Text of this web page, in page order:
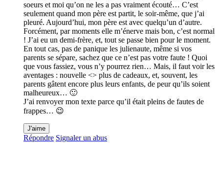
soeurs et moi qu’on ne les a pas vraiment écouté… C’est
seulement quand mon père est partit, le soir-même, que j’ai
pleuré. Aujourd’hui, mon père est avec quelqu’un d’autre.
Forcément, par moments elle m’énerve mais bon, c’est normal
! J’ai eu un demi-frère, et, tout se passe bien pour le moment.
En tout cas, pas de panique les julienaute, même si vos
parents se sépare, sachez que ce n’est pas votre faute ! Quoi
que vous fassiez, vous n’y pourrez rien… Mais, il faut voir les
aventages : nouvelle <> plus de cadeaux, et, souvent, les
parents gâtent encore plus leurs enfants, de peur qu’ils soient
malheureux… 🙂
J’ai renvoyer mon texte parce qu’il était pleins de fautes de
frappes… 😉
J'aime
Répondre Signaler un abus